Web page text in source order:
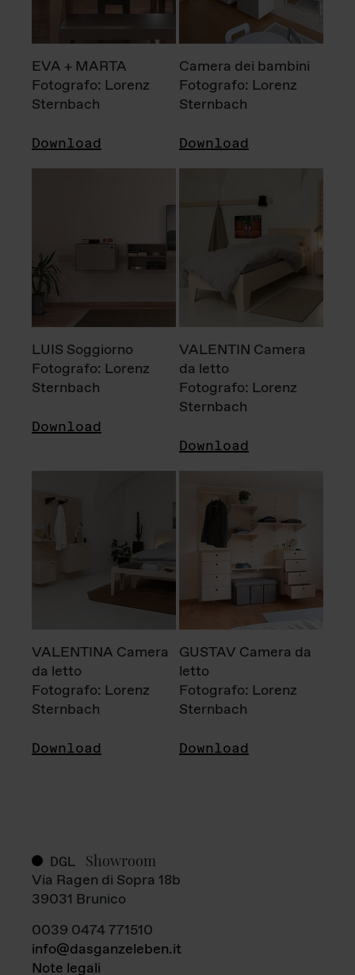
EVA + MARTA
Fotografo: Lorenz
Sternbach
Download
Camera dei bambini
Fotografo: Lorenz
Sternbach
Download
LUIS Soggiorno
Fotografo: Lorenz
Sternbach
Download
VALENTIN Camera
da letto
Fotografo: Lorenz
Sternbach
Download
VALENTINA Camera
da letto
Fotografo: Lorenz
Sternbach
Download
GUSTAV Camera da
letto
Fotografo: Lorenz
Sternbach
Download
DGL Showroom
Via Ragen di Sopra 18b
39031 Brunico
0039 0474 771510
info@dasganzeleben.it
Note legali